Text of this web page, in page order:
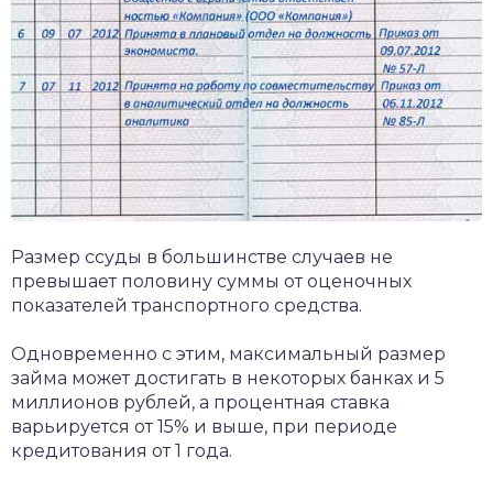
Размер ссуды в большинстве случаев не
превышает половину суммы от оценочных
показателей транспортного средства.
Одновременно с этим, максимальный размер
займа может достигать в некоторых банках и 5
миллионов рублей, а процентная ставка
варьируется от 15% и выше, при периоде
кредитования от 1 года.